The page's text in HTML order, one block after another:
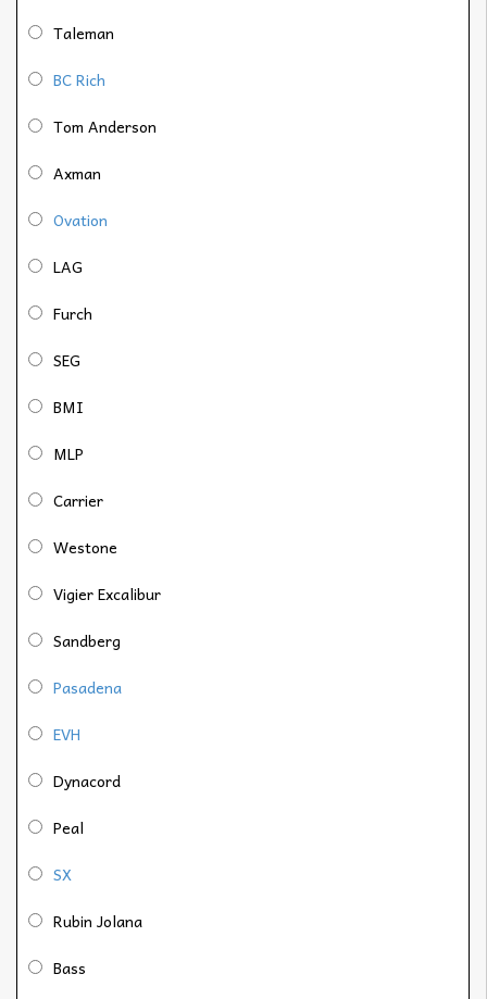
Taleman
BC Rich
Tom Anderson
Axman
Ovation
LAG
Furch
SEG
BMI
MLP
Carrier
Westone
Vigier Excalibur
Sandberg
Pasadena
EVH
Dynacord
Peal
SX
Rubin Jolana
Bass